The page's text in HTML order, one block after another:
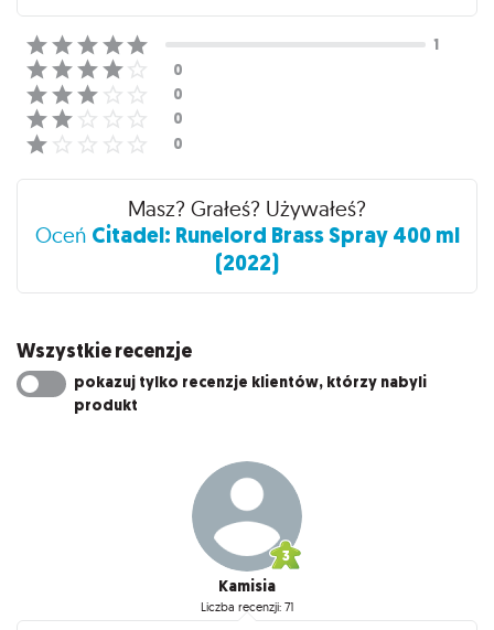
Masz? Grałeś? Używałeś?
Oceń Citadel: Runelord Brass Spray 400 ml
(2022)
Wszystkie recenzje
pokazuj tylko recenzje klientów, którzy nabyli
produkt
Kamisia
Liczba recenzji: 71